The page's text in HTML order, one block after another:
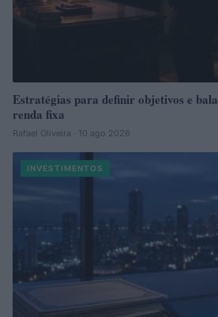
Estratégias para definir objetivos e
renda fixa
Rafael Oliveira · 10 ago 2026
INVESTIMENTOS